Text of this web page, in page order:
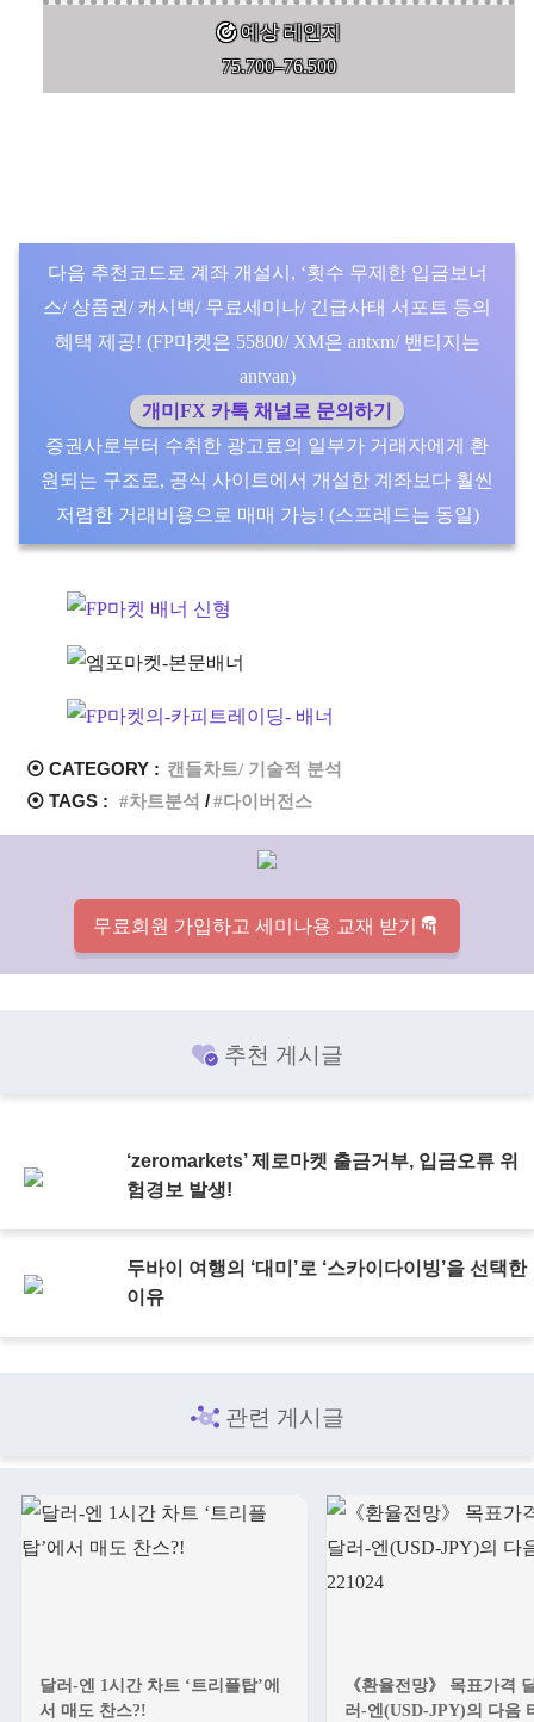
예상 레인지
75.700–76.500
다음 추천코드로 계좌 개설시, ‘횟수 무제한 입금보너
스/ 상품권/ 캐시백/ 무료세미나/ 긴급사태 서포트 등의
혜택 제공! (FP마켓은 55800/ XM은 antxm/ 밴티지는
antvan)
개미FX 카톡 채널로 문의하기
증권사로부터 수취한 광고료의 일부가 거래자에게 환
원되는 구조로, 공식 사이트에서 개설한 계좌보다 훨씬
저렴한 거래비용으로 매매 가능! (스프레드는 동일)
⦿ CATEGORY : 캔들차트/ 기술적 분석
⦿ TAGS :
차트분석 다이버전스
무료회원 가입하고 세미나용 교재 받기
추천 게시글
‘zeromarkets’ 제로마켓 출금거부, 입금오류 위
험경보 발생!
두바이 여행의 ‘대미’로 ‘스카이다이빙’을 선택한
이유
관련 게시글
달러-엔 1시간 차트 ‘트리플탑’에
서 매도 찬스?!
《환율전망》 목표가격
러-엔(USD-JPY)의 다음